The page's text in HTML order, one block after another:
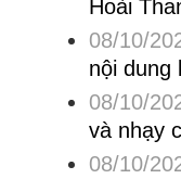
Hoài
08/10/
nội dung
08/10/
và nhạy
08/10/